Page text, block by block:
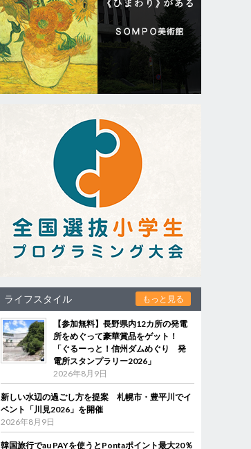
ライフスタイル もっと見る
【参加無料】長野県内12カ所の発電
所をめぐって豪華賞品をゲット！
「ぐるーっと！信州ダムめぐり 発
電所スタンプラリー2026」
2026年8月9日
新しい水辺の過ごし方を提案 札幌市・豊平川でイ
ベント「川見2026」を開催
2026年8月9日
韓国旅行でau PAYを使うとPontaポイント最大20％